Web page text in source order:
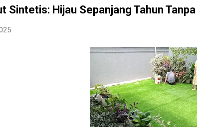
Sintetis: Hijau Sepanjang Tahun